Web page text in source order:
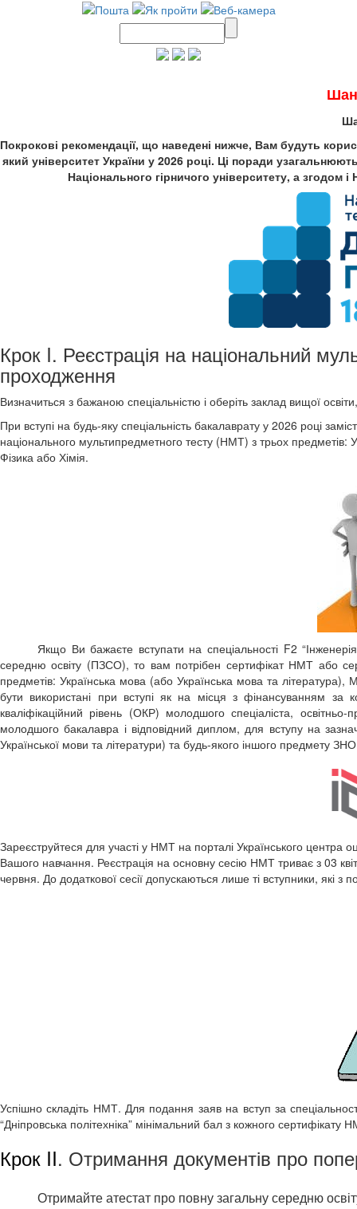
Покрокові рекомендації, що наведені нижче, Вам будуть
який університет України у 2026 році. Ці поради
Національного гірничого університету, а згодом
Крок I. Реєстрація на національний
проходження
Визначиться з бажаною спеціальністю і оберіть заклад вищої
При вступі на будь-яку спеціальність бакалаврату у 2026 році
національного мультипредметного тесту (НМТ) з трьох предметів:
Фізика або Хімія.
Якщо Ви бажаєте вступати на спеціальності F2
середню освіту (ПЗСО), то вам потрібен сертифікат НМТ або
предметів: Українська мова (або Українська мова та
бути використані при вступі як на місця з фінансуванням
кваліфікаційний рівень (ОКР) молодшого спеціаліста,
молодшого бакалавра і відповідний диплом, для вступу на
Української мови та літератури) та будь-якого іншого предмету
Зареєструйтеся для участі у НМТ на порталі Українського центра
Вашого навчання. Реєстрація на основну сесію НМТ триває з 03
червня. До додаткової сесії допускаються лише ті вступники, які
Успішно складіть НМТ. Для подання заяв на вступ за
“Дніпровська політехніка” мінімальний бал з кожного
Крок II. Отримання документів про
Отримайте атестат про повну загальну середню